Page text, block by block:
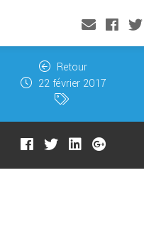
Retour
22 février 2017